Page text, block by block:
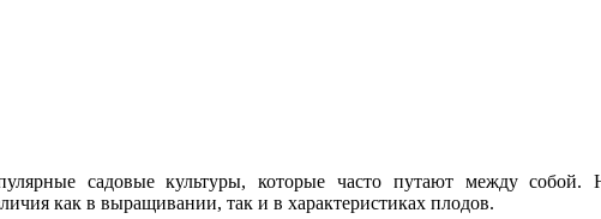
садовые культуры, которые часто путают между собой.
как в выращивании, так и в характеристиках плодов.